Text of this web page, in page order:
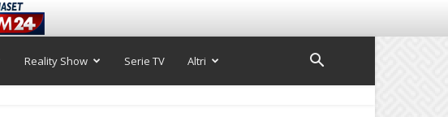
Reality Show Serie TV Altri